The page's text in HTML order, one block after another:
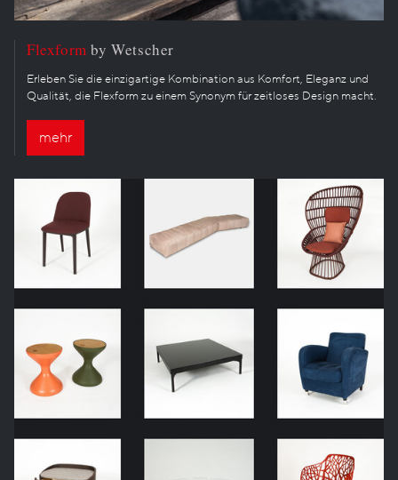
Flexform by Wetscher
Erleben Sie die einzigartige Kombination aus Komfort, Eleganz und
Qualität, die Flexform zu einem Synonym für zeitloses Design macht.
mehr